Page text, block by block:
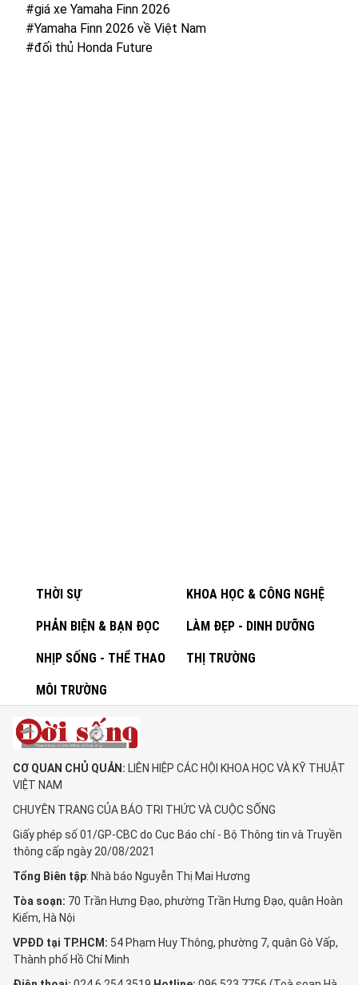
#giá xe Yamaha Finn 2026
#Yamaha Finn 2026 về Việt Nam
#đối thủ Honda Future
THỜI SỰ KHOA HỌC & CÔNG NGHỆ
PHẢN BIỆN & BẠN ĐỌC LÀM ĐẸP - DINH DƯỠNG
NHỊP SỐNG - THỂ THAO THỊ TRƯỜNG
MÔI TRƯỜNG
CƠ QUAN CHỦ QUẢN: LIÊN HIỆP CÁC HỘI KHOA HỌC VÀ KỸ THUẬT
VIỆT NAM
CHUYÊN TRANG CỦA BÁO TRI THỨC VÀ CUỘC SỐNG
Giấy phép số 01/GP-CBC do Cục Báo chí - Bộ Thông tin và Truyền
thông cấp ngày 20/08/2021
Tổng Biên tập: Nhà báo Nguyễn Thị Mai Hương
Tòa soạn: 70 Trần Hưng Đạo, phường Trần Hưng Đạo, quận Hoàn
Kiếm, Hà Nội
VPĐD tại TP.HCM: 54 Phạm Huy Thông, phường 7, quận Gò Vấp,
Thành phố Hồ Chí Minh